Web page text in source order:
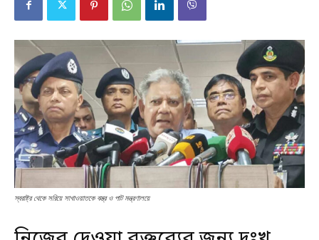
স্বরাষ্ট্র থেকে সরিয়ে সাখাওয়াতকে বস্ত্র ও পাট মন্ত্রণালয়ে